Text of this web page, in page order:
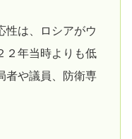
性は、ロシアがウ
２年当時よりも低
や議員、防衛専